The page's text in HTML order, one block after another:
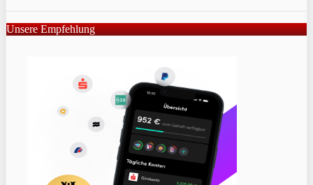
Unsere Empfehlung